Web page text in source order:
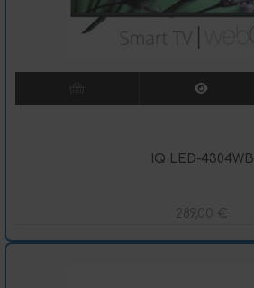
IQ LED-4304WB
289,00 €